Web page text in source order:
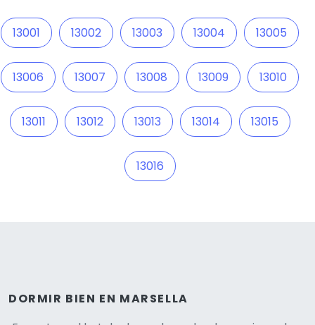
13001 13002 13003 13004 13005
13006 13007 13008 13009 13010
13011 13012 13013 13014 13015
13016
DORMIR BIEN EN MARSELLA